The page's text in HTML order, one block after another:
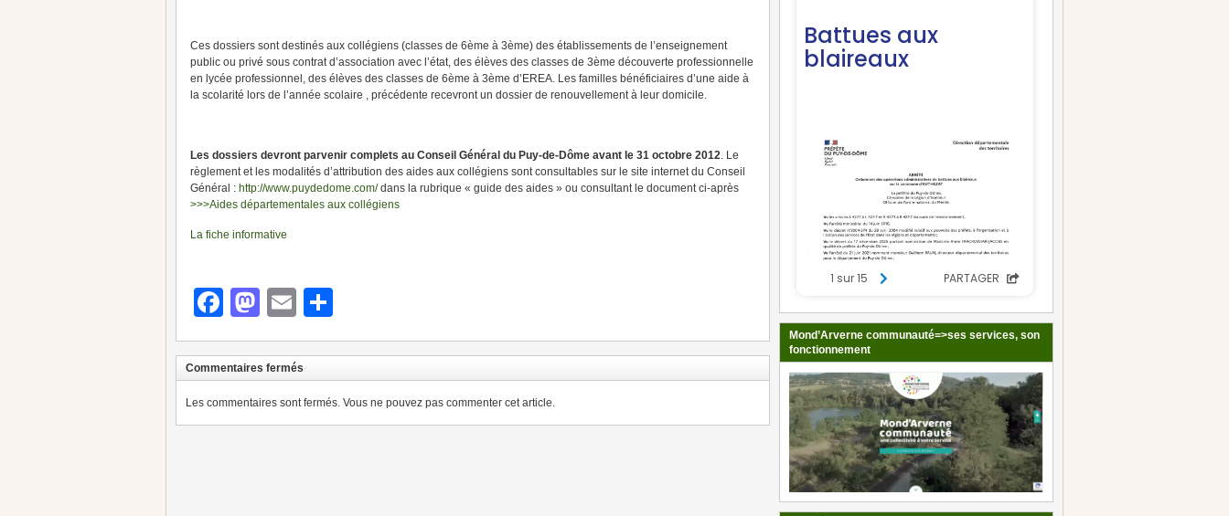
Ces dossiers sont destinés aux collégiens (classes de 6ème à 3ème) des établissements de l’enseignement
public ou privé sous contrat d’association avec l’état, des élèves des classes de 3ème découverte professionnelle
en lycée professionnel, des élèves des classes de 6ème à 3ème d’EREA. Les familles bénéficiaires d’une aide à
la scolarité lors de l’année scolaire , précédente recevront un dossier de renouvellement à leur domicile.
Les dossiers devront parvenir complets au Conseil Général du Puy-de-Dôme avant le 31 octobre 2012. Le
règlement et les modalités d’attribution des aides aux collégiens sont consultables sur le site internet du Conseil
Général : http://www.puydedome.com/dans la rubrique « guide des aides » ou consultant le document ci-après
>>>Aides départementales aux collégiens
La fiche informative
Facebook
Mastodon
Email
Commentaires fermés
Les commentaires sont fermés. Vous ne pouvez pas commenter cet article.
Mond’Arverne communauté=>ses services, son
fonctionnement